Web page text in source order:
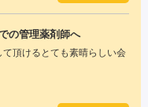
の管理薬剤師へ
頂けるとても素晴らしい会